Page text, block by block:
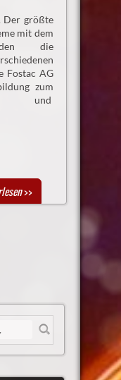
Der größte
mit dem
die
Fostac AG
zum
und
>>